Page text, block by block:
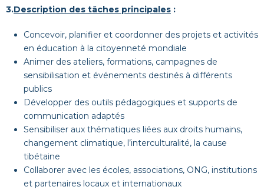
3.Description des tâches principales :
Concevoir, planifier et coordonner des projets et activités
en éducation à la citoyenneté mondiale
Animer des ateliers, formations, campagnes de
sensibilisation et événements destinés à différents
publics
Développer des outils pédagogiques et supports de
communication adaptés
Sensibiliser aux thématiques liées aux droits humains,
changement climatique, l’interculturalité, la cause
tibétaine
Collaborer avec les écoles, associations, ONG, institutions
et partenaires locaux et internationaux